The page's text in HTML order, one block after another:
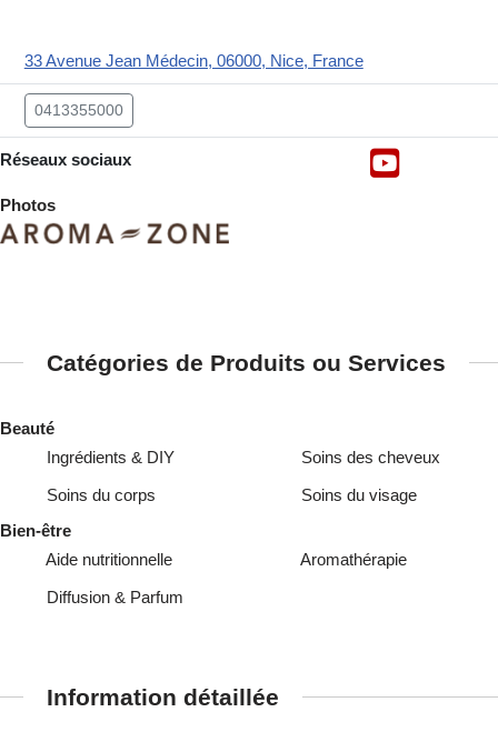
33 Avenue Jean Médecin, 06000, Nice, France
0413355000
Réseaux sociaux
Photos
Catégories de Produits ou Services
Beauté
Ingrédients & DIY
Soins des cheveux
Soins du corps
Soins du visage
Bien-être
Aide nutritionnelle
Aromathérapie
Diffusion & Parfum
Information détaillée